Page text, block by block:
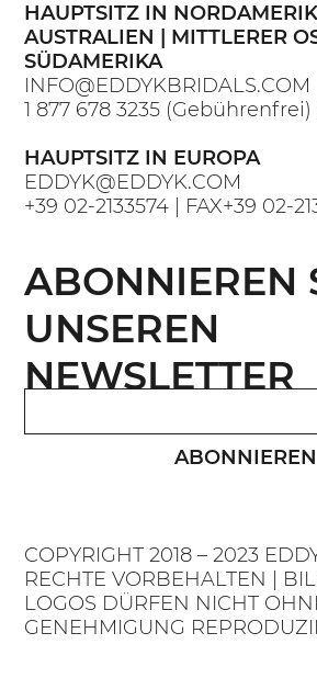
COPYRIGHT 2018 – 2023
RECHTE VORBEHALTEN |
LOGOS DÜRFEN NICHT
GENEHMIGUNG
HAUPTSITZ IN
AUSTRALIEN | MITTLERER
SÜDAMERIKA
INFO@EDDYKBRIDALS.COM
1 877 678 3235 (Gebührenfrei)
HAUPTSITZ IN EUROPA
EDDYK@EDDYK.COM
+39 02-2133574 | FAX+39 02-
ABONNIEREN
ABONNIEREN
UNSEREN
NEWSLETTER